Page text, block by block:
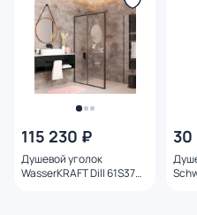
115 230 ₽
Душевой уголок
WasserKRAFT Dill 61S37
30